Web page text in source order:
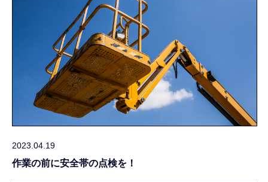
2023.04.19
作業の前に安全帯の点検を！